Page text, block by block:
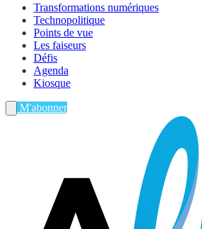
Transformations numériques
Technopolitique
Points de vue
Les faiseurs
Défis
Agenda
Kiosque
M'abonner